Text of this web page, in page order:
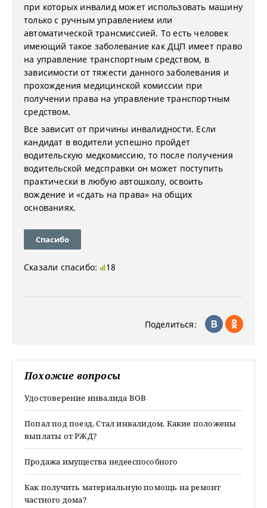
при которых инвалид может использовать машину
только с ручным управлением или
автоматической трансмиссией. То есть человек
имеющий такое заболевание как ДЦП имеет право
на управление транспортным средством, в
зависимости от тяжести данного заболевания и
прохождения медицинской комиссии при
получении права на управление транспортным
средством.
Все зависит от причины инвалидности. Если
кандидат в водители успешно пройдет
водительскую медкомиссию, то после получения
водительской медсправки он может поступить
практически в любую автошколу, освоить
вождение и «сдать на права» на общих
основаниях.
Спасибо
Сказали спасибо: 18
Поделиться:
Похожие вопросы
Удостоверение инвалида ВОВ
Попал под поезд. Стал инвалидом. Какие положены
выплаты от РЖД?
Продажа имущества недееспособного
Как получить материальную помощь на ремонт
частного дома?